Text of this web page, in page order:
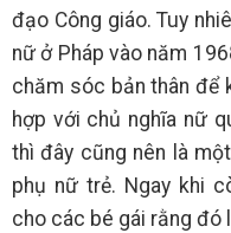
đạo Công giáo. Tuy
nữ ở Pháp vào năm
chăm sóc bản thân để
hợp với chủ nghĩa nữ
thì đây cũng nên là
phụ nữ trẻ. Ngay khi
cho các bé gái rằng đó